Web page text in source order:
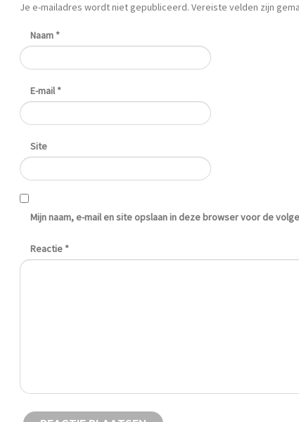
Je e-mailadres wordt niet gepubliceerd. Vereiste velden zijn
Naam *
E-mail*
Site
Mijn naam, e-mail en site opslaan in deze browser voor de
Reactie *